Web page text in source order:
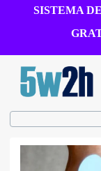
SISTEMA